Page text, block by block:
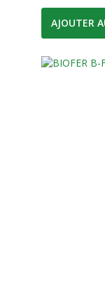
AJOUTER